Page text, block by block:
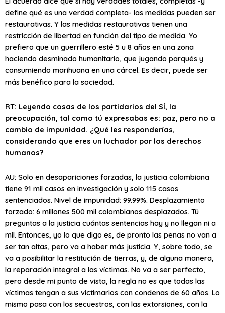
define qué es una verdad completa- las medidas pueden ser
restaurativas. Y las medidas restaurativas tienen una
restricción de libertad en función del tipo de medida. Yo
prefiero que un guerrillero esté 5 u 8 años en una zona
haciendo desminado humanitario, que jugando parqués y
consumiendo marihuana en una cárcel. Es decir, puede ser
más benéfico para la sociedad.
RT: Leyendo cosas de los partidarios del SÍ, la
preocupación, tal como tú expresabas es: paz, pero no a
cambio de impunidad. ¿Qué les responderías,
considerando que eres un luchador por los derechos
humanos?
AU: Solo en desapariciones forzadas, la justicia colombiana
tiene 91 mil casos en investigación y solo 115 casos
sentenciados. Nivel de impunidad: 99.99%. Desplazamiento
forzado: 6 millones 500 mil colombianos desplazados. Tú
preguntas a la justicia cuántas sentencias hay y no llegan ni a
mil. Entonces, yo lo que digo es, de pronto las penas no van a
ser tan altas, pero va a haber más justicia. Y, sobre todo, se
va a posibilitar la restitución de tierras, y, de alguna manera,
la reparación integral a las víctimas. No va a ser perfecto,
pero desde mi punto de vista, la regla no es que todas las
víctimas tengan a sus victimarios con condenas de 60 años. Lo
mismo pasa con los secuestros, con las extorsiones, con la